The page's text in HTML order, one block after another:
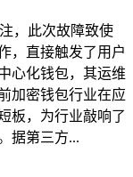
，此次故障致使
，直接触发了用户
心化钱包，其运维
加密钱包行业在应
板，为行业敲响了
据第三方...